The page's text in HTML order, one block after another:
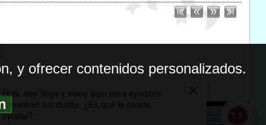
DE PRIVACIDAD
y ofrecer contenidos personalizados.